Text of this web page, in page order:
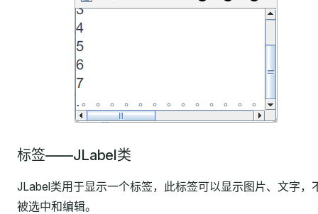
标签——JLabel类
JLabel类用于显示一个标签，此标签可以显示图片、文字，
被选中和编辑。